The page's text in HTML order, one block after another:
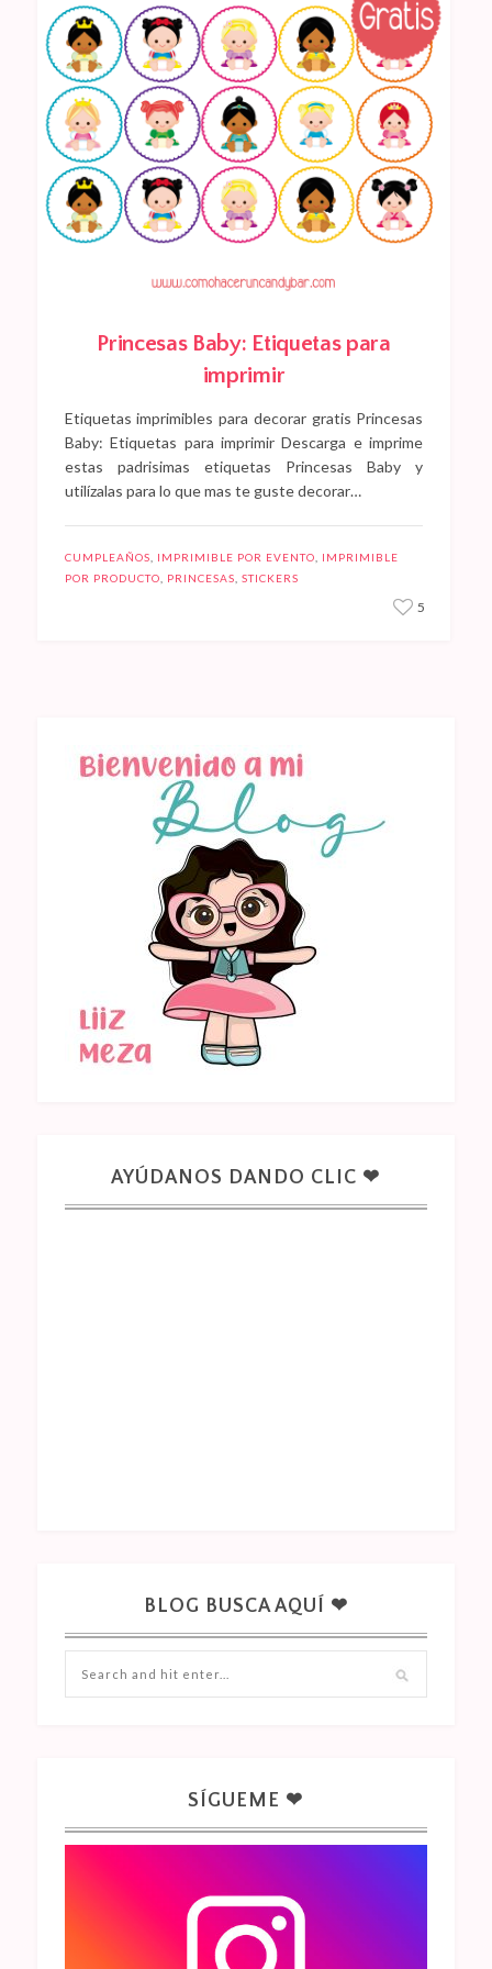
Princesas Baby: Etiquetas para
imprimir
Etiquetas imprimibles para decorar gratis Princesas
Baby: Etiquetas para imprimir Descarga e imprime
estas padrisimas etiquetas Princesas Baby y
utilízalas para lo que mas te guste decorar…
CUMPLEAÑOS IMPRIMIBLE POR EVENTO
IMPRIMIBLE
POR PRODUCTO
PRINCESAS STICKERS
5
AYÚDANOS DANDO CLIC ❤
BLOG BUSCA AQUÍ ❤
SÍGUEME ❤